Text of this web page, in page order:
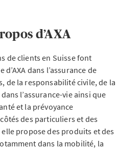
d’AXA
de clients en Suisse font
d’AXA dans l’assurance de
de la responsabilité civile, de la
l’assurance-vie ainsi que
et la prévoyance
des particuliers et des
propose des produits et des
dans la mobilité, la